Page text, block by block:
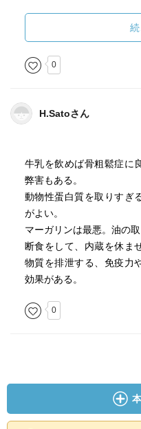
手足が伸び、脳やその他
有力。
なので、腸が体の根源的
脳のない生物はいるけど
・腸の中には1000種類以
・マグネシウム、ビタミ
胃腸や脳の運動をサポー
・コレステロールの3分
様に、脳が正常に機能す
7割が肝臓で合成される)
で、なるべくその摂取量
・産業廃棄物などから生
ビスフェノールA(BPA)、
質(環境ホルモン)という。
0
H.Satoさん
牛乳を飲めば骨粗鬆症に
弊害もある。
動物性蛋白質を取りすぎ
がよい。
マーガリンは最悪。油の
断食をして、内蔵を休ま
物質を排泄する、免疫力
効果がある。
0